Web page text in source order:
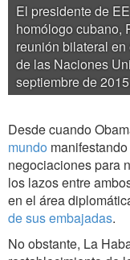
El presidente de
homólogo cubano,
reunión bilateral
de las Naciones
septiembre de
Desde cuando
mundo
negociaciones para
los lazos entre
en el área
de sus embajadas.
No obstante, La